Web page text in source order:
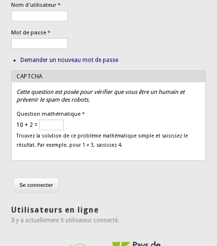
Nom d'utilisateur*
Mot de passe*
Demander un nouveau mot de passe
CAPTCHA
Cette question est posée pour vérifier que vous être un humain et
prévenir le spam des robots.
Question mathématique*
10 + 2 =
Trouvez la solution de ce problème mathématique simple et saisissez le
résultat. Par exemple, pour 1 + 3, saisissez 4.
Utilisateurs en ligne
Il y a actuellement 0 utilisateur connecté.